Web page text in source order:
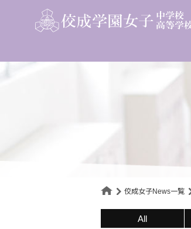
佼成女子News一覧
All